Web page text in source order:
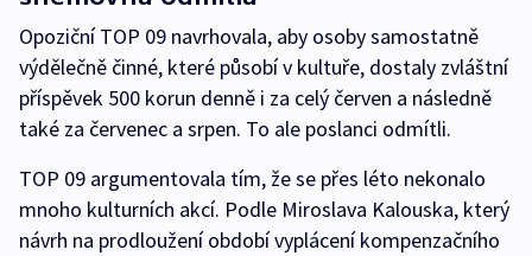
Opoziční TOP 09 navrhovala, aby osoby samostatně
výdělečně činné, které působí v kultuře, dostaly zvláštní
příspěvek 500 korun denně i za celý červen a následně
také za červenec a srpen. To ale poslanci odmítli.
TOP 09 argumentovala tím, že se přes léto nekonalo
mnoho kulturních akcí. Podle Miroslava Kalouska, který
návrh na prodloužení období vyplácení kompenzačního